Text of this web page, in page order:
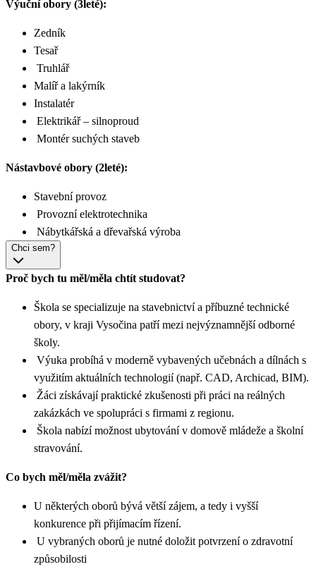
Výuční obory (3leté):
Zedník
Tesař
Truhlář
Malíř a lakýrník
Instalatér
Elektrikář – silnoproud
Montér suchých staveb
Nástavbové obory (2leté):
Stavební provoz
Provozní elektrotechnika
Nábytkářská a dřevařská výroba
Chci sem?
Proč bych tu měl/měla chtít studovat?
Škola se specializuje na stavebnictví a příbuzné technické
obory, v kraji Vysočina patří mezi nejvýznamnější odborné
školy.
Výuka probíhá v moderně vybavených učebnách a dílnách s
využitím aktuálních technologií (např. CAD, Archicad, BIM).
Žáci získávají praktické zkušenosti při práci na reálných
zakázkách ve spolupráci s firmami z regionu.
Škola nabízí možnost ubytování v domově mládeže a školní
stravování.
Co bych měl/měla zvážit?
U některých oborů bývá větší zájem, a tedy i vyšší
konkurence při přijímacím řízení.
U vybraných oborů je nutné doložit potvrzení o zdravotní
způsobilosti